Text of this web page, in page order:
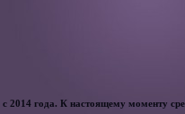
2014 года. К настоящему моменту